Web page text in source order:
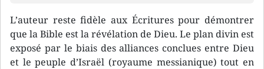
L’auteur reste fidèle aux Écritures pour démontrer
que la Bible est la révélation de Dieu. Le plan divin est
exposé par le biais des alliances conclues entre Dieu
et le peuple d’Israël (royaume messianique) tout en